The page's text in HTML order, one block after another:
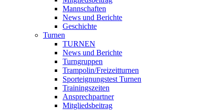
Mannschaften
News und Berichte
Geschichte
Turnen
TURNEN
News und Berichte
Turngruppen
Trampolin/Freizeitturnen
Sporteignungstest Turnen
Trainingszeiten
Ansprechpartner
Mitgliedsbeitrag